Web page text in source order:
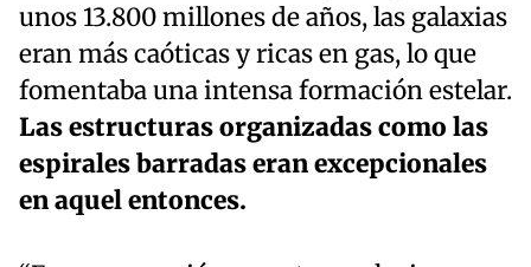
unos 13.800 millones de años, las galaxias
eran más caóticas y ricas en gas, lo que
fomentaba una intensa formación estelar.
Las estructuras organizadas como las
espirales barradas eran excepcionales
en aquel entonces.